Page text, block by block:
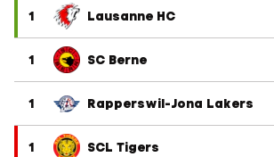
1 Lausanne HC
1 SC Berne
1 Rapperswil-Jona Lakers
1 SCL Tigers